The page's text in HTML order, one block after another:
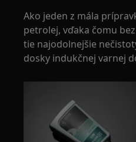
Ako jeden z mála
petrolej, vďaka čomu
tie najodolnejšie
dosky indukčnej varnej